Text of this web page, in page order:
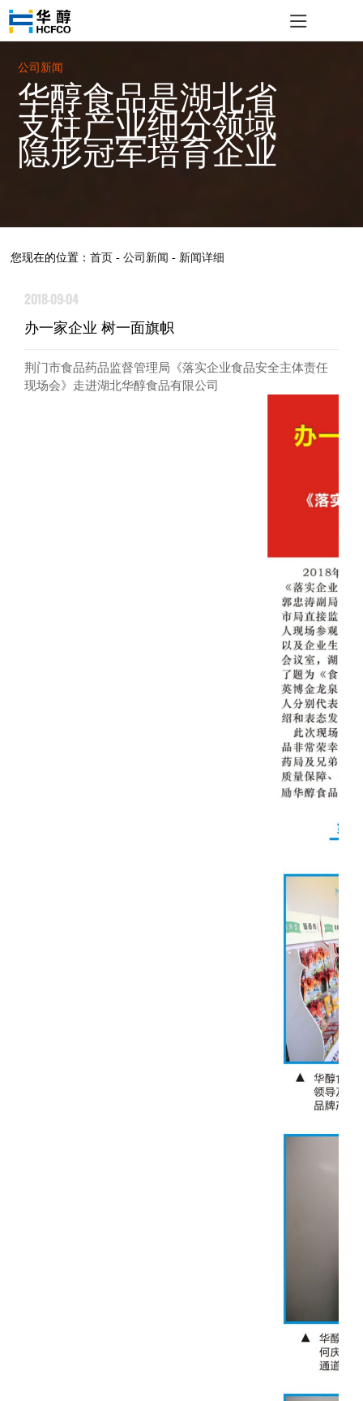
公司新闻
华醇食品是湖北省
支柱产业细分领域
隐形冠军培育企业
您现在的位置：首页 -公司新闻- 新闻详细
2018-09-04
办一家企业 树一面旗帜
荆门市食品药品监督管理局《落实企业食品安全主体责任
现场会》走进湖北华醇食品有限公司